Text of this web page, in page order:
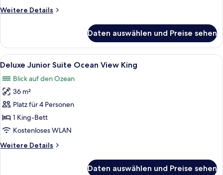
Weitere Details
Weitere
Suite
King
Beachfront
Daten auswählen und Preise sehen
Alle
Fotos
für
Deluxe
Junior
Suite
Ocean
King
Ein Hotelzimmer mit Bett, Sofa,
3
Deluxe Junior Suite Ocean View King
Blick auf den Ozean
36 m²
Platz für 4 Personen
1 King-Bett
Kostenloses WLAN
Weitere Details
Weitere
Daten auswählen und Preise sehen